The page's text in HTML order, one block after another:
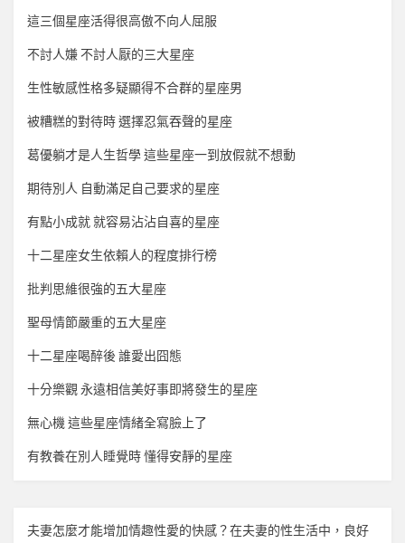
這三個星座活得很高傲不向人屈服
不討人嫌 不討人厭的三大星座
生性敏感性格多疑顯得不合群的星座男
被糟糕的對待時 選擇忍氣吞聲的星座
葛優躺才是人生哲學 這些星座一到放假就不想動
期待別人 自動滿足自己要求的星座
有點小成就 就容易沾沾自喜的星座
十二星座女生依賴人的程度排行榜
批判思維很強的五大星座
聖母情節嚴重的五大星座
十二星座喝醉後 誰愛出囧態
十分樂觀 永遠相信美好事即將發生的星座
無心機 這些星座情緒全寫臉上了
有教養在別人睡覺時 懂得安靜的星座
夫妻怎麼才能增加情趣性愛的快感？在夫妻的性生活中，良好